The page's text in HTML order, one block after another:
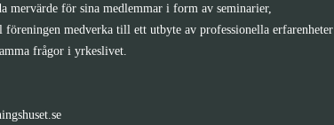
mervärde för sina medlemmar i form av seminarier,
föreningen medverka till ett utbyte av professionella erfarenheter
frågor i yrkeslivet.